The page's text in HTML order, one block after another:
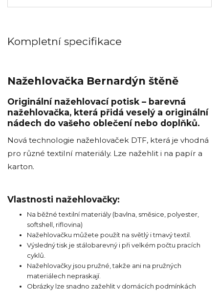
Kompletní specifikace
Nažehlovačka Bernardýn štěně
Originální nažehlovací potisk – barevná
nažehlovačka, která přidá veselý a originální
nádech do vašeho oblečení nebo doplňků.
Nová technologie nažehlovaček DTF, která je vhodná
pro různé textilní materiály. Lze nažehlit i na papír a
karton.
Vlastnosti nažehlovačky:
Na běžné textilní materiály (bavlna, směsice, polyester,
softshell, riflovina)
Nažehlovačku můžete použít na světlý i tmavý textil.
Výsledný tisk je stálobarevný i při velkém počtu pracích
cyklů.
Nažehlovačky jsou pružné, takže ani na pružných
materiálech nepraskají.
Obrázky lze snadno zažehlit v domácích podmínkách